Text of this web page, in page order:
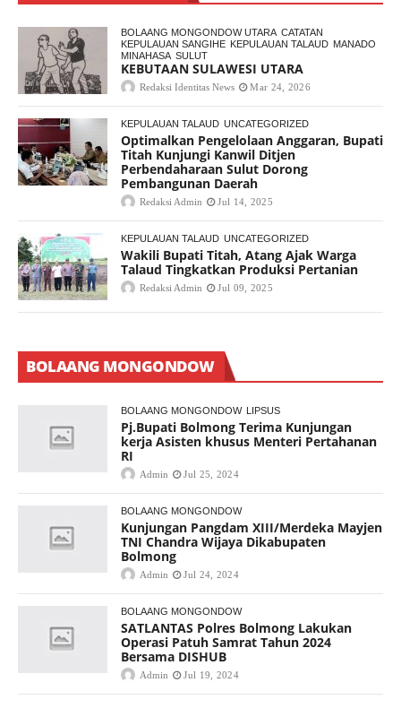
BOLAANG MONGONDOW UTARA CATATAN
KEPULAUAN SANGIHE KEPULAUAN TALAUD MANADO
MINAHASA SULUT
KEBUTAAN SULAWESI UTARA
Redaksi Identitas News Mar 24, 2026
KEPULAUAN TALAUD UNCATEGORIZED
Optimalkan Pengelolaan Anggaran, Bupati
Titah Kunjungi Kanwil Ditjen
Perbendaharaan Sulut Dorong
Pembangunan Daerah
Redaksi Admin Jul 14, 2025
KEPULAUAN TALAUD UNCATEGORIZED
Wakili Bupati Titah, Atang Ajak Warga
Talaud Tingkatkan Produksi Pertanian
Redaksi Admin Jul 09, 2025
BOLAANG MONGONDOW
BOLAANG MONGONDOW LIPSUS
Pj.Bupati Bolmong Terima Kunjungan
kerja Asisten khusus Menteri Pertahanan
RI
Admin Jul 25, 2024
BOLAANG MONGONDOW
Kunjungan Pangdam XIII/Merdeka Mayjen
TNI Chandra Wijaya Dikabupaten
Bolmong
Admin Jul 24, 2024
BOLAANG MONGONDOW
SATLANTAS Polres Bolmong Lakukan
Operasi Patuh Samrat Tahun 2024
Bersama DISHUB
Admin Jul 19, 2024